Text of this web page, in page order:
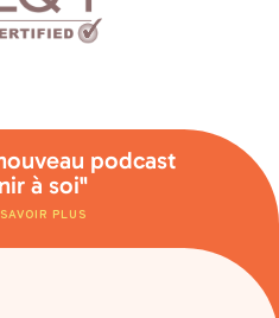
podcast
à soi"
PLUS